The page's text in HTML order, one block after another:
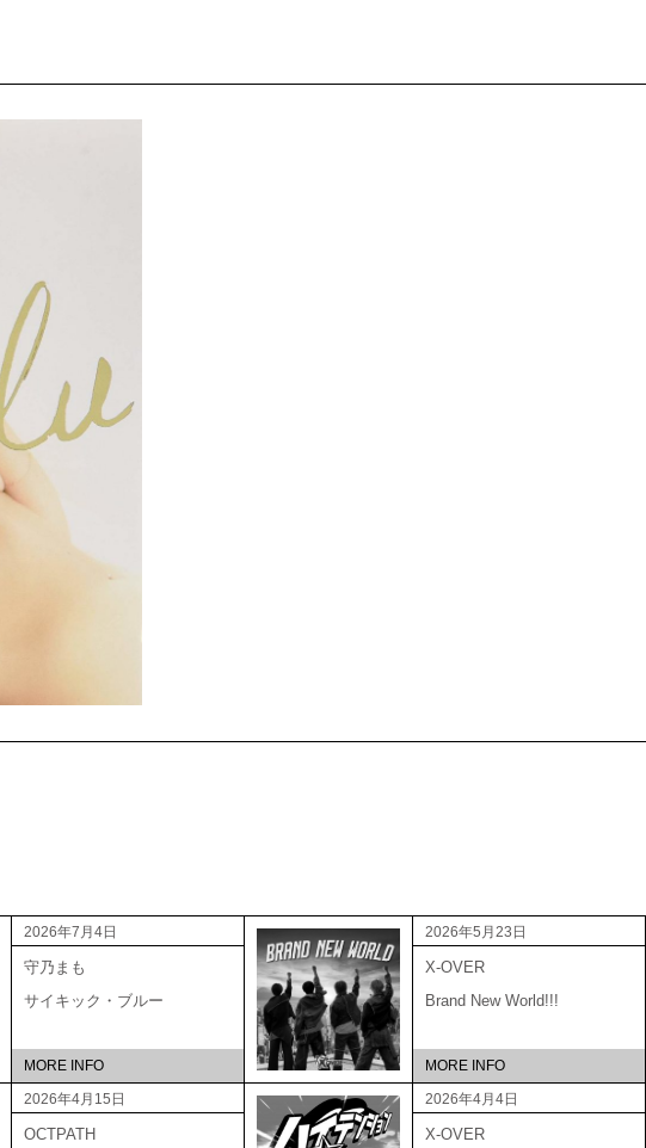
2026年7月4日
守乃まも
サイキック・ブルー
MORE INFO
2026年5月23日
X-OVER
Brand New World!!!
MORE INFO
2026年4月15日
OCTPATH
2026年4月4日
X-OVER